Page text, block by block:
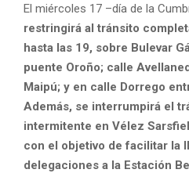
El miércoles 17 –día de la
restringirá al tránsito
hasta las 19, sobre Bulevar
puente Oroño; calle
Maipú; y en calle Dorrego
Además, se interrumpirá el
intermitente en Vélez
con el objetivo de facilitar la
delegaciones a la Estación